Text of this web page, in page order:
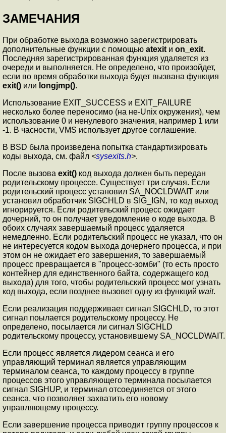
ЗАМЕЧАНИЯ
При обработке выхода возможно зарегистрировать
дополнительные функции с помощью atexit и on_exit.
Последняя зарегистрированная функция удаляется из
очереди и выполняется. Не определено, что произойдет,
если во время обработки выхода будет вызвана функция
exit() или longjmp().
Использование EXIT_SUCCESS и EXIT_FAILURE
несколько более переносимо (на не-Unix окружения), чем
использование 0 и ненулевого значения, например 1 или
-1. В часности, VMS использует другое соглашение.
В BSD была произведена попытка стандартизировать
коды выхода, см. файл <sysexits.h>.
После вызова exit() код выхода должен быть передан
родительскому процессе. Существует три случая. Если
родительский процесс установил SA_NOCLDWAIT или
установил обработчик SIGCHLD в SIG_IGN, то код выход
игнорируется. Если родительский процесс ожидает
дочерний, то он получает уведомление о коде выхода. В
обоих случаях завершаемый процесс удаляется
немедленно. Если родительский процесс не указал, что он
не интересуется кодом выхода дочернего процесса, и при
этом он не ожидает его завершения, то завершаемый
процесс превращается в "процесс-зомби" (то есть просто
контейнер для единственного байта, содержащего код
выхода) для того, чтобы родительский процесс мог узнать
код выхода, если позднее вызовет одну из функций wait.
Если реализация поддерживает сигнал SIGCHLD, то этот
сигнал поылается родительскому процессу. Не
определено, посылается ли сигнал SIGCHLD
родительскому процессу, установившему SA_NOCLDWAIT.
Если процесс является лидером сеанса и его
управляющий терминал является управляющим
терминалом сеанса, то каждому процессу в группе
процессов этого управляющего терминала посылается
сигнал SIGHUP, и терминал отсоединяется от этого
сеанса, что позволяет захватить его новому
управляющему процессу.
Если завершение процесса приводит группу процессов к